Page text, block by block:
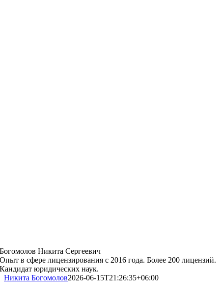
Богомолов Никита Сергеевич
Опыт в сфере лицензирования с 2016 года. Более 200 лицензий.
Кандидат юридических наук.
Никита Богомолов2026-06-15T21:26:35+06:00